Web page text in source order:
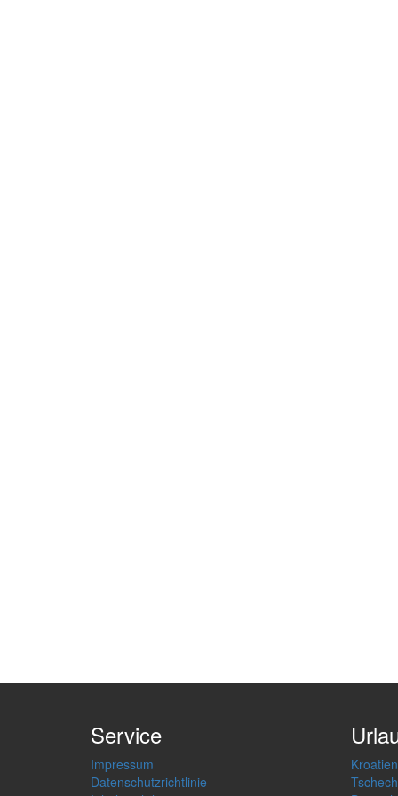
Service
Impressum
Datenschutzrichtlinie
Kroatien